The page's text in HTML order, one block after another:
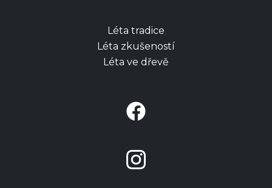
Léta tradice
Léta zkušeností
Léta ve dřevě